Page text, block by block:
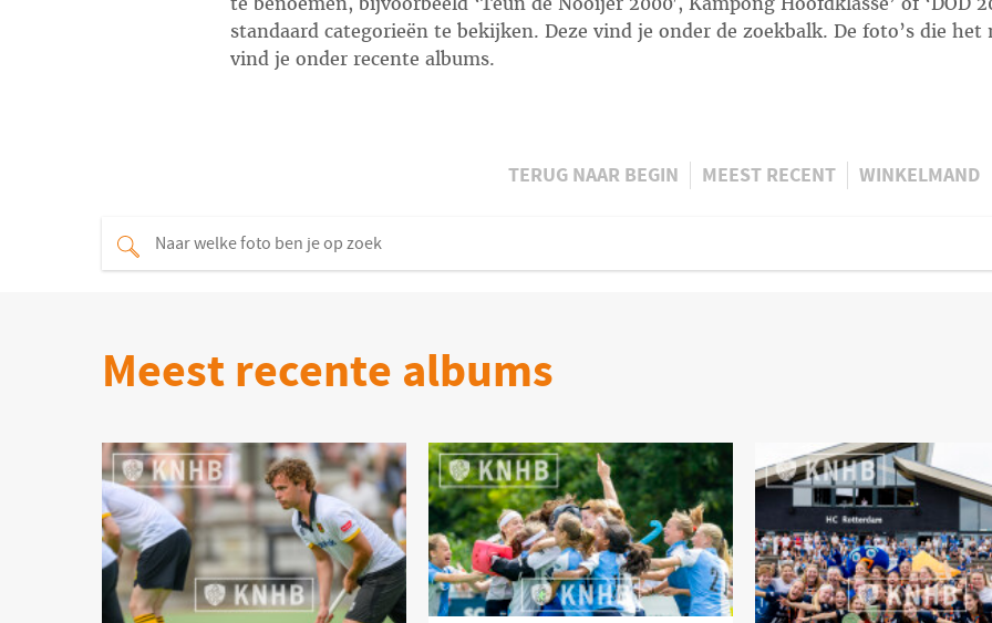
standaard categorieën te bekijken. Deze vind je onder de zoekbalk. De foto’s die
vind je onder recente albums.
TERUG NAAR BEGIN MEEST RECENT WINKELMAND
Meest recente albums
Product bekijken Product bekijken